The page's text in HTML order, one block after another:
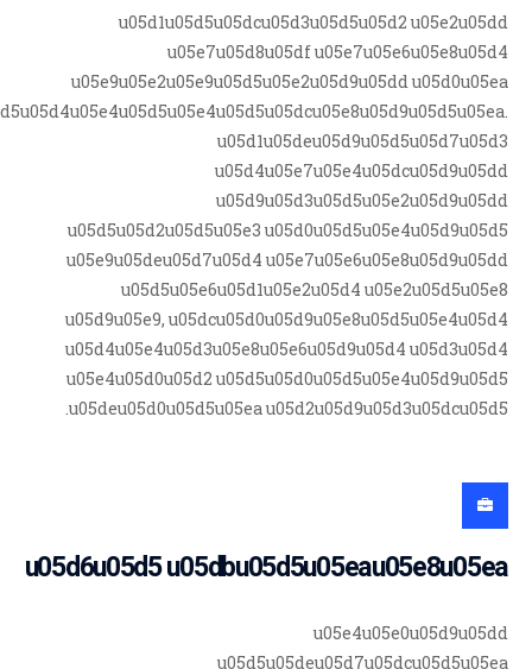
u05d1u05d5u05dcu05d3u05d5u05d2 u05e2u05dd
u05e7u05d8u05df u05e7u05e6u05e8u05d4
u05e9u05e2u05e9u05d5u05e2u05d9u05dd u05d0u05ea
u05d1u05deu05d9u05d5u05d7u05d3
u05d4u05e7u05e4u05dcu05d9u05dd
u05d9u05d3u05d5u05e2u05d9u05dd
u05d5u05d2u05d5u05e3 u05d0u05d5u05e4u05d9u05d5
u05e9u05deu05d7u05d4 u05e7u05e6u05e8u05d9u05dd
u05d5u05e6u05d1u05e2u05d4 u05e2u05d5u05e8
u05d9u05e9, u05dcu05d0u05d9u05e8u05d5u05e4u05d4
u05d4u05e4u05d3u05e8u05e6u05d9u05d4 u05d3u05d4
u05e4u05d0u05d2 u05d5u05d0u05d5u05e4u05d9u05d5
u05deu05d0u05d5u05ea u05d2u05d9u05d3u05dcu05d5.
u05d6u05d5 u05dbu05d5u05eau05e8u05ea
u05e4u05e0u05d9u05dd
u05d5u05deu05d7u05dcu05d5u05ea